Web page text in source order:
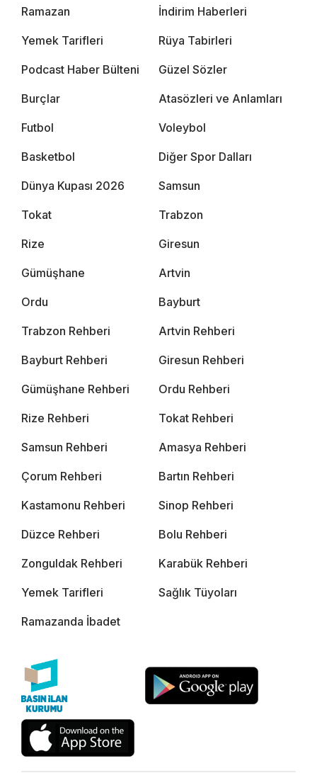
Ramazan İndirim Haberleri
Yemek Tarifleri Rüya Tabirleri
Podcast Haber Bülteni Güzel Sözler
Burçlar Atasözleri ve Anlamları
Futbol Voleybol
Basketbol Diğer Spor Dalları
Dünya Kupası 2026 Samsun
Tokat Trabzon
Rize Giresun
Gümüşhane Artvin
Ordu Bayburt
Trabzon Rehberi Artvin Rehberi
Bayburt Rehberi Giresun Rehberi
Gümüşhane Rehberi Ordu Rehberi
Rize Rehberi Tokat Rehberi
Samsun Rehberi Amasya Rehberi
Çorum Rehberi Bartın Rehberi
Kastamonu Rehberi Sinop Rehberi
Düzce Rehberi Bolu Rehberi
Zonguldak Rehberi Karabük Rehberi
Yemek Tarifleri Sağlık Tüyoları
Ramazanda İbadet